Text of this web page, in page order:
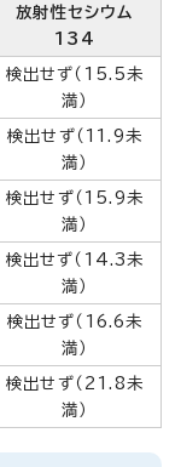
放射性セシウム
134
検出せず（15.5未
満）
検出せず（11.9未
満）
検出せず（15.9未
満）
検出せず（14.3未
満）
検出せず（16.6未
満）
検出せず（21.8未
満）